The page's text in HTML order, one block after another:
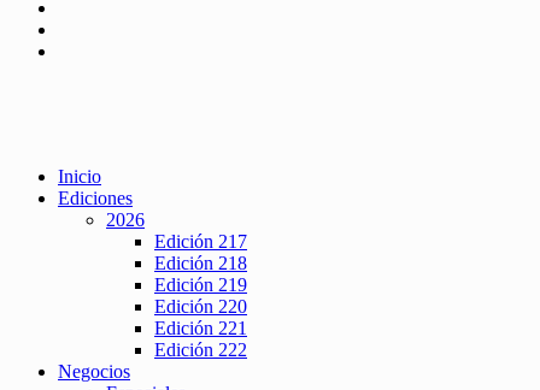
Inicio
Ediciones
2026
Edición 217
Edición 218
Edición 219
Edición 220
Edición 221
Edición 222
Negocios